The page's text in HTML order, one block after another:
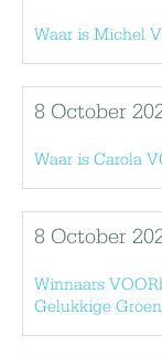
Waar is Michel
8 October
Waar is Carola
8 October
Winnaars
Gelukkige